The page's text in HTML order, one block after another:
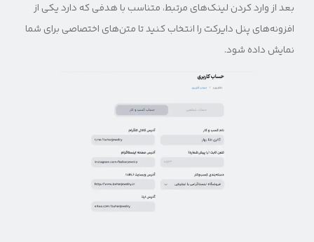
بعد از وارد کردن لینک‌های مرتبط، متناسب با هدفی که دارد یکی از
افزونه‌های پنل دایرکت را انتخاب کنید تا متن‌های اختصاصی برای شما
نمایش داده شود.